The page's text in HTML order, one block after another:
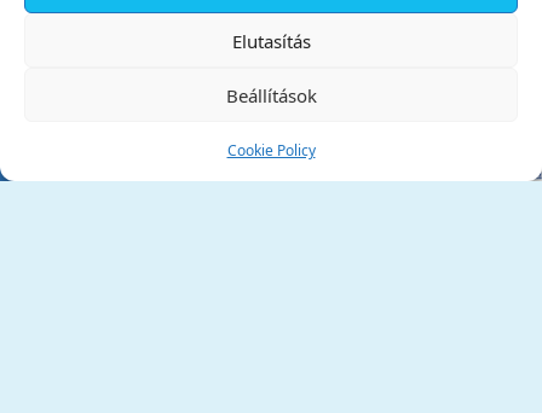
Elutasítás
Beállítások
Cookie Policy
Tata Város Önkormányzata
✕